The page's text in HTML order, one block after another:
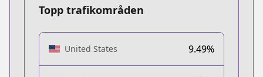
Topp trafikområden
United States 9.49%